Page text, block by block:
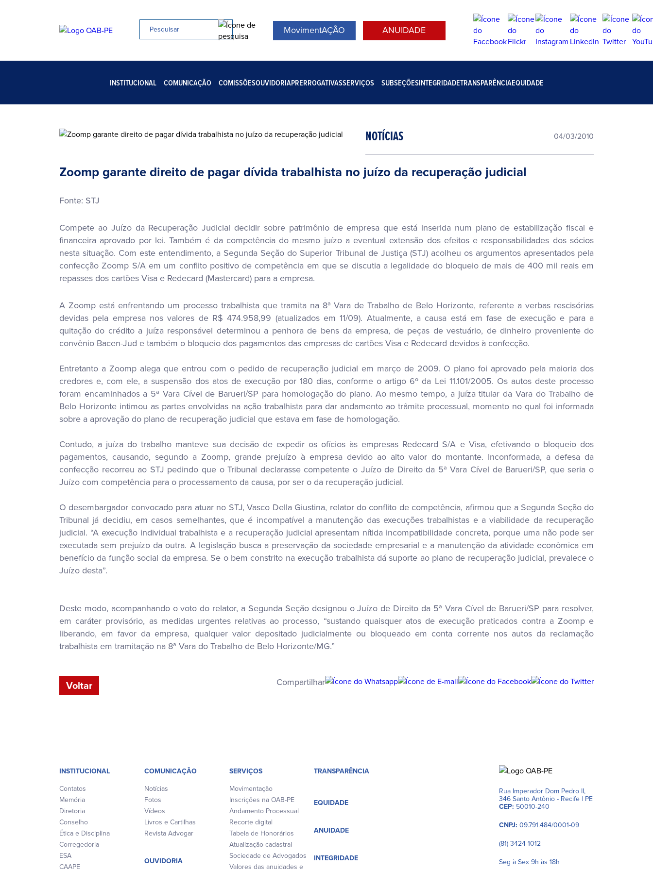
MovimentAÇÃO ANUIDADE
INSTITUCIONAL COMUNICAÇÃO COMISSÕESOUVIDORIAPRERROGATIVASSERVIÇOS SUBSEÇÕESINTEGRIDADETRANSPARÊNCIAEQUIDADE
NOTÍCIAS 04/03/2010
Zoomp garante direito de pagar dívida trabalhista no juízo da recuperação judicial
Fonte: STJ
Compete ao Juízo da Recuperação Judicial decidir sobre patrimônio de empresa que está inserida num plano de estabilização fiscal e
financeira aprovado por lei. Também é da competência do mesmo juízo a eventual extensão dos efeitos e responsabilidades dos sócios
nesta situação. Com este entendimento, a Segunda Seção do Superior Tribunal de Justiça (STJ) acolheu os argumentos apresentados pela
confecção Zoomp S/A em um conflito positivo de competência em que se discutia a legalidade do bloqueio de mais de 400 mil reais em
repasses dos cartões Visa e Redecard (Mastercard) para a empresa.
A Zoomp está enfrentando um processo trabalhista que tramita na 8ª Vara de Trabalho de Belo Horizonte, referente a verbas rescisórias
devidas pela empresa nos valores de R$ 474.958,99 (atualizados em 11/09). Atualmente, a causa está em fase de execução e para a
quitação do crédito a juíza responsável determinou a penhora de bens da empresa, de peças de vestuário, de dinheiro proveniente do
convênio Bacen-Jud e também o bloqueio dos pagamentos das empresas de cartões Visa e Redecard devidos à confecção.
Entretanto a Zoomp alega que entrou com o pedido de recuperação judicial em março de 2009. O plano foi aprovado pela maioria dos
credores e, com ele, a suspensão dos atos de execução por 180 dias, conforme o artigo 6º da Lei 11.101/2005. Os autos deste processo
foram encaminhados a 5ª Vara Cível de Barueri/SP para homologação do plano. Ao mesmo tempo, a juíza titular da Vara do Trabalho de
Belo Horizonte intimou as partes envolvidas na ação trabalhista para dar andamento ao trâmite processual, momento no qual foi informada
sobre a aprovação do plano de recuperação judicial que estava em fase de homologação.
Contudo, a juíza do trabalho manteve sua decisão de expedir os ofícios às empresas Redecard S/A e Visa, efetivando o bloqueio dos
pagamentos, causando, segundo a Zoomp, grande prejuízo à empresa devido ao alto valor do montante. Inconformada, a defesa da
confecção recorreu ao STJ pedindo que o Tribunal declarasse competente o Juízo de Direito da 5ª Vara Cível de Barueri/SP, que seria o
Juízo com competência para o processamento da causa, por ser o da recuperação judicial.
O desembargador convocado para atuar no STJ, Vasco Della Giustina, relator do conflito de competência, afirmou que a Segunda Seção do
Tribunal já decidiu, em casos semelhantes, que é incompatível a manutenção das execuções trabalhistas e a viabilidade da recuperação
judicial. “A execução individual trabalhista e a recuperação judicial apresentam nítida incompatibilidade concreta, porque uma não pode ser
executada sem prejuízo da outra. A legislação busca a preservação da sociedade empresarial e a manutenção da atividade econômica em
benefício da função social da empresa. Se o bem constrito na execução trabalhista dá suporte ao plano de recuperação judicial, prevalece o
Juízo desta”.
Deste modo, acompanhando o voto do relator, a Segunda Seção designou o Juízo de Direito da 5ª Vara Cível de Barueri/SP para resolver,
em caráter provisório, as medidas urgentes relativas ao processo, “sustando quaisquer atos de execução praticados contra a Zoomp e
liberando, em favor da empresa, qualquer valor depositado judicialmente ou bloqueado em conta corrente nos autos da reclamação
trabalhista em tramitação na 8ª Vara do Trabalho de Belo Horizonte/MG.”
Voltar Compartilhar
INSTITUCIONAL
Contatos
Memória
Diretoria
Conselho
Ética e Disciplina
Corregedoria
ESA
CAAPE
COMUNICAÇÃO
Notícias
Fotos
Vídeos
Livros e Cartilhas
Revista Advogar
OUVIDORIA
SERVIÇOS
Movimentação
Inscrições na OAB-PE
Andamento Processual
Recorte digital
Tabela de Honorários
Atualização cadastral
Sociedade de Advogados
Valores das anuidades e
TRANSPARÊNCIA
EQUIDADE
ANUIDADE
INTEGRIDADE
Rua Imperador Dom Pedro II,
346 Santo Antônio - Recife | PE
CEP: 50010-240
CNPJ: 09.791.484/0001-09
(81) 3424-1012
Seg à Sex 9h às 18h